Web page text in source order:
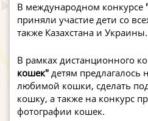
В международном конкурсе
приняли участие дети со
также Казахстана и Украины.
В рамках дистанционного
кошек" детям предлагалось
любимой кошки, сделать
кошку, а также на конкурс
фотографии кошек.